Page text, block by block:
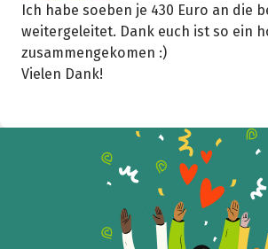
Ich habe soeben je 430 Euro an die
weitergeleitet. Dank euch ist so ein
zusammengekomen :)
Vielen Dank!